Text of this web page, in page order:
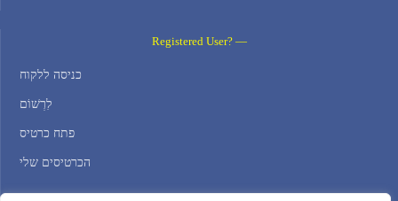
Registered User? —
כניסה ללקוח
לִרְשׁוֹם
פתח כרטיס
הכרטיסים שלי